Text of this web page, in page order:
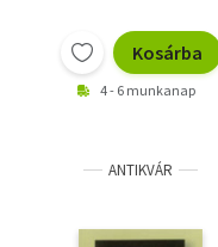
Egyéb
Kosárba
4 - 6 munkanap
ANTIKVÁR